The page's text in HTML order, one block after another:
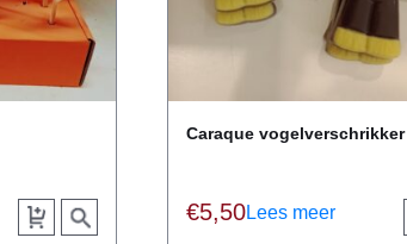
View
Toevoegen
Caraque vogelverschrikker
€5,50Lees meer